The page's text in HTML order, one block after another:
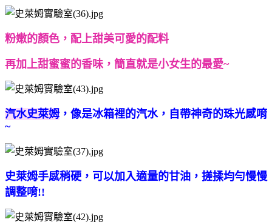
粉嫩的顏色，配上甜美可愛的配料
再加上甜蜜蜜的香味，簡直就是小女生的最愛~
汽水史萊姆 ，像是冰箱裡的汽水，自帶神奇的珠光感唷
~
史萊姆手感稍硬，可以加入適量的甘油，搓揉均勻慢慢
調整唷!!